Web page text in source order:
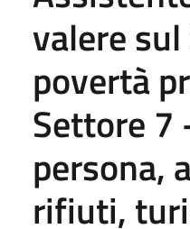
valere
povertà
Settore 7
persona,
rifiuti,